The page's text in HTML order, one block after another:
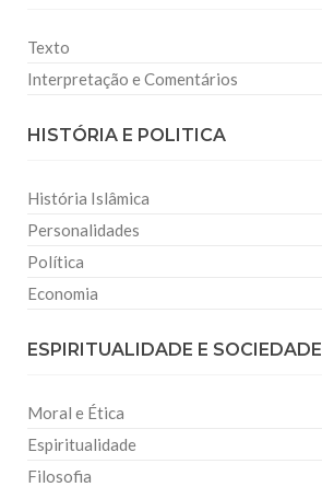
Texto
Interpretação e Comentários
HISTÓRIA E POLITICA
História Islâmica
Personalidades
Política
Economia
ESPIRITUALIDADE E SOCIEDADE
Moral e Ética
Espiritualidade
Filosofia